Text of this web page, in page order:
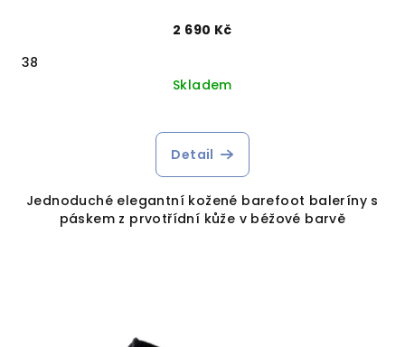
2 690 Kč
38
Skladem
Detail
Jednoduché elegantní kožené barefoot baleríny s
páskem z prvotřídní kůže v béžové barvě